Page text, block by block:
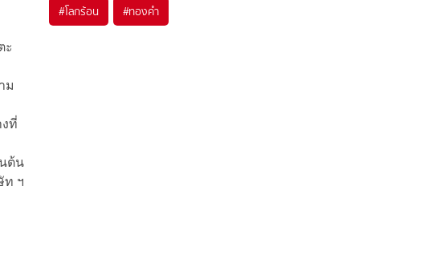
ะ
ม
ที่
ต้น
ท ฯ
#โลกร้อน #ทองคำ